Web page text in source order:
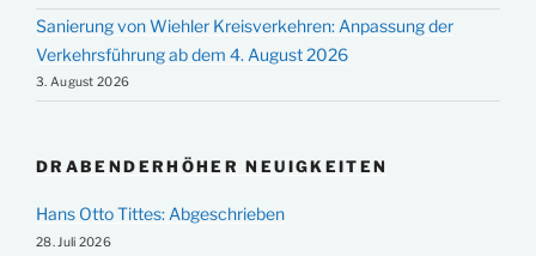
Sanierung von Wiehler Kreisverkehren: Anpassung der
Verkehrsführung ab dem 4. August 2026
3. August 2026
DRABENDERHÖHER NEUIGKEITEN
Hans Otto Tittes: Abgeschrieben
28. Juli 2026